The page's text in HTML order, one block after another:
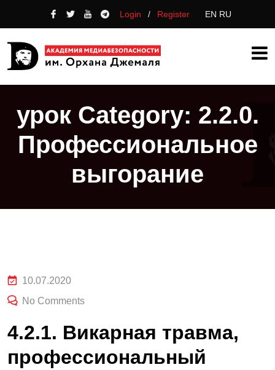
Login / Register EN RU
урок Category: 2.2.0.
Профессиональное
выгорание
10.07.2020
No Comments
4.2.1. Викарная травма,
профессиональный